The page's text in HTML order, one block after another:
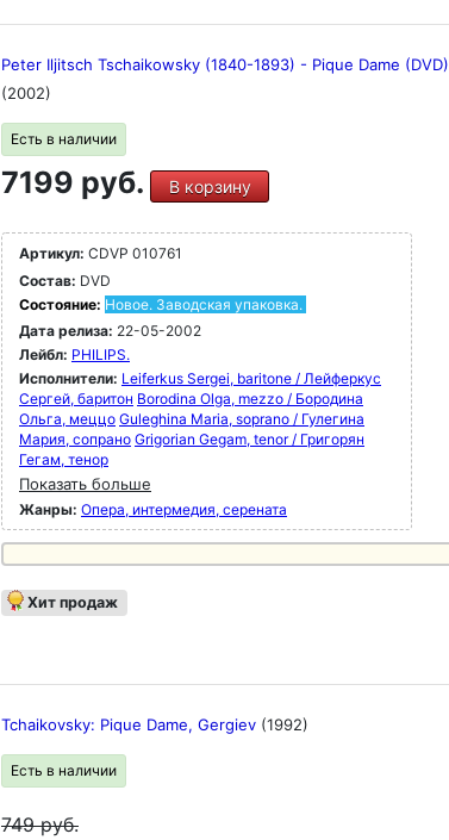
Peter Iljitsch Tschaikowsky (1840-1893) - Pique Dame (DVD)
(2002)
Есть в наличии
7199 руб. В корзину
Артикул: CDVP 010761
Состав: DVD
Состояние: Новое. Заводская упаковка.
Дата релиза: 22-05-2002
Лейбл: PHILIPS.
Исполнители: Leiferkus Sergei, baritone / Лейферкус
Сергей, баритон Borodina Olga, mezzo / Бородина
Ольга, меццо Guleghina Maria, soprano / Гулегина
Мария, сопрано Grigorian Gegam, tenor / Григорян
Гегам, тенор
Показать больше
Жанры: Опера, интермедия, серената
Хит продаж
Tchaikovsky: Pique Dame, Gergiev (1992)
Есть в наличии
749руб.